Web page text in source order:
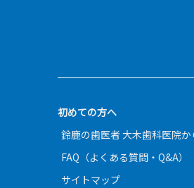
初めての方へ
鈴鹿の歯医者 大木歯科医院
FAQ（よくある質問・Q&A）
サイトマップ